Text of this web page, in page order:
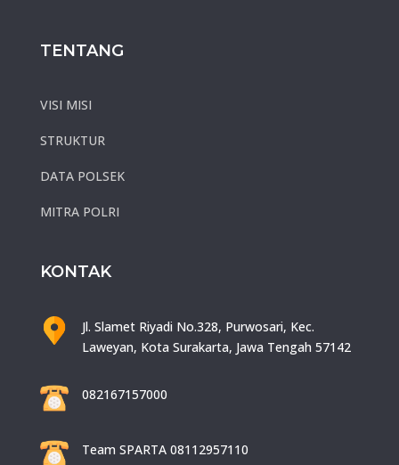
TENTANG
VISI MISI
STRUKTUR
DATA POLSEK
MITRA POLRI
KONTAK
Jl. Slamet Riyadi No.328, Purwosari, Kec.
Laweyan, Kota Surakarta, Jawa Tengah 57142
082167157000
Team SPARTA 08112957110